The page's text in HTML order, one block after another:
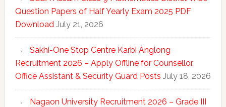
Question Papers of Half Yearly Exam 2025 PDF
Download July 21, 2026
Sakhi-One Stop Centre Karbi Anglong
Recruitment 2026 – Apply Offline for Counsellor,
Office Assistant & Security Guard Posts July 18, 2026
Nagaon University Recruitment 2026 – Grade III